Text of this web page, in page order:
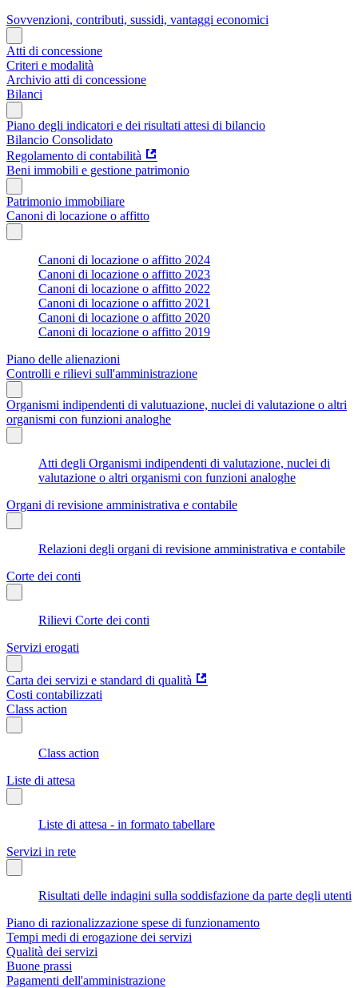
Sovvenzioni, contributi, sussidi, vantaggi economici
Atti di concessione
Criteri e modalità
Archivio atti di concessione
Bilanci
Piano degli indicatori e dei risultati attesi di bilancio
Bilancio Consolidato
Regolamento di contabilità
Beni immobili e gestione patrimonio
Patrimonio immobiliare
Canoni di locazione o affitto
Canoni di locazione o affitto 2024
Canoni di locazione o affitto 2023
Canoni di locazione o affitto 2022
Canoni di locazione o affitto 2021
Canoni di locazione o affitto 2020
Canoni di locazione o affitto 2019
Piano delle alienazioni
Controlli e rilievi sull'amministrazione
Organismi indipendenti di valutuazione, nuclei di valutazione o altri
organismi con funzioni analoghe
Atti degli Organismi indipendenti di valutazione, nuclei di
valutazione o altri organismi con funzioni analoghe
Organi di revisione amministrativa e contabile
Relazioni degli organi di revisione amministrativa e contabile
Corte dei conti
Rilievi Corte dei conti
Servizi erogati
Carta dei servizi e standard di qualità
Costi contabilizzati
Class action
Class action
Liste di attesa
Liste di attesa - in formato tabellare
Servizi in rete
Risultati delle indagini sulla soddisfazione da parte degli utenti
Piano di razionalizzazione spese di funzionamento
Tempi medi di erogazione dei servizi
Qualità dei servizi
Buone prassi
Pagamenti dell'amministrazione